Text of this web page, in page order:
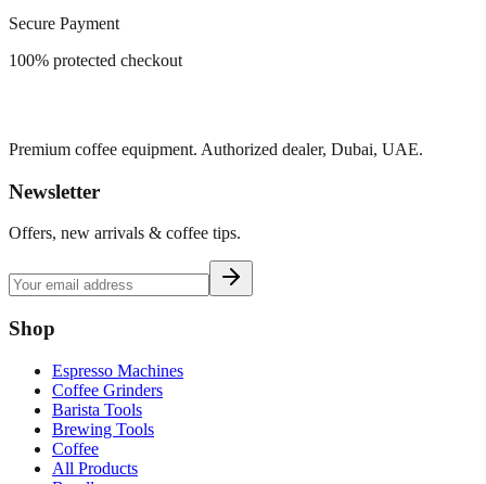
Secure Payment
100% protected checkout
Premium coffee equipment. Authorized dealer, Dubai, UAE.
Newsletter
Offers, new arrivals & coffee tips.
Shop
Espresso Machines
Coffee Grinders
Barista Tools
Brewing Tools
Coffee
All Products